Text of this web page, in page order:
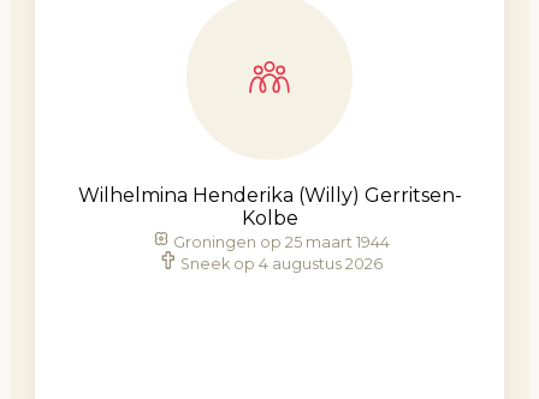
Wilhelmina Henderika (Willy) Gerritsen-
Kolbe
Groningen op 25 maart 1944
Sneek op 4 augustus 2026